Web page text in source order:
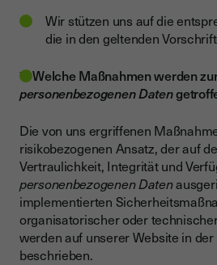
Wir stützen uns auf die
die in den geltenden
7. Welche Maßnahmen werden
personenbezogenen Daten
Die von uns ergriffenen
risikobezogenen Ansatz, der auf
Vertraulichkeit, Integrität und
personenbezogenen Daten
implementierten
organisatorischer oder
werden auf unserer Website in der
beschrieben.